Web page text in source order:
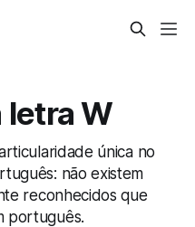
letra W
única no
não existem
reconhecidos que
português.